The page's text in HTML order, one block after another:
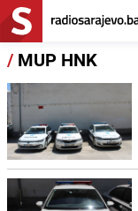
/ MUP HNK